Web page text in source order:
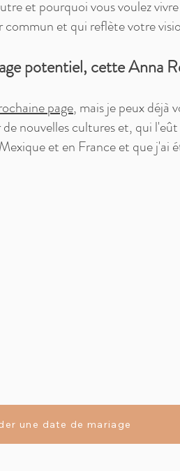
et pourquoi vous voulez
commun et qui reflète votre
potentiel, cette Anna
page, mais je peux déjà
nouvelles cultures et, qui
et en France et que j'ai
une date de mariage